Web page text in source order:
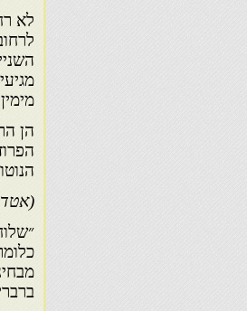
לא
הן
(אטדגי, 1990,